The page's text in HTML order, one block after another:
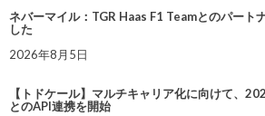
ネバーマイル：TGR Haas F1 Teamとのパート
した
2026年8月5日
【トドケール】マルチキャリア化に向けて、
とのAPI連携を開始